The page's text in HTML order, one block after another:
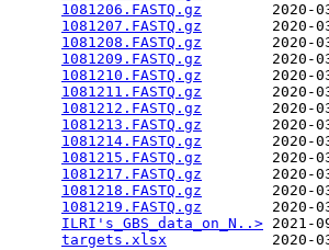
1081206.FASTQ.gz
2020-
1081207.FASTQ.gz
2020-
1081208.FASTQ.gz
2020-
1081209.FASTQ.gz
2020-
1081210.FASTQ.gz
2020-
1081211.FASTQ.gz
2020-
1081212.FASTQ.gz
2020-
1081213.FASTQ.gz
2020-
1081214.FASTQ.gz
2020-
1081215.FASTQ.gz
2020-
1081217.FASTQ.gz
2020-
1081218.FASTQ.gz
2020-
1081219.FASTQ.gz
2020-
ILRI's_GBS_data_on_N..>
targets.xlsx